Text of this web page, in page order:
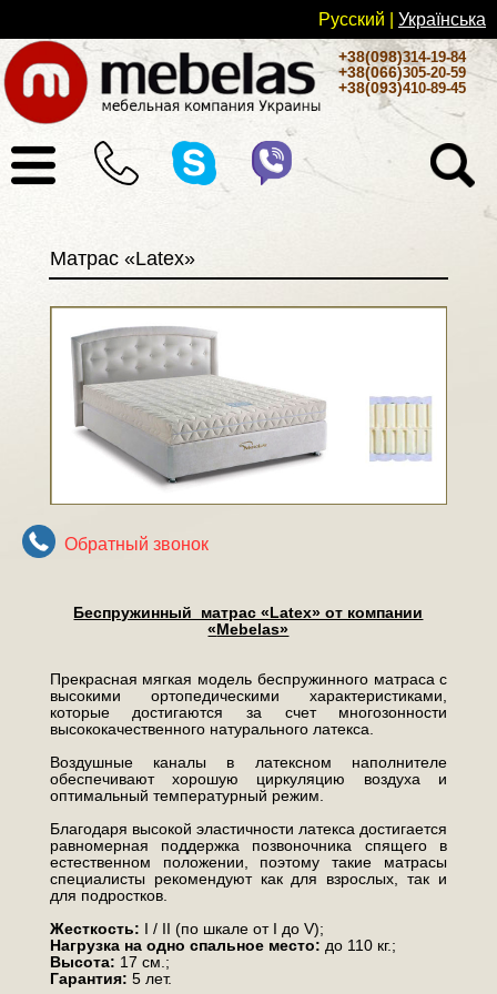
Русский Українськa
+38(098)314-19-84
+38(066)305-20-59
+38(093)410-89-45
Матрас «Latex»
Обратный звонок
Беспружинный матрас «Latex» от компании
«Mebelas»
Прекрасная мягкая модель беспружинного матраса с
высокими ортопедическими характеристиками,
которые достигаются за счет многозонности
высококачественного натурального латекса.
Воздушные каналы в латексном наполнителе
обеспечивают хорошую циркуляцию воздуха и
оптимальный температурный режим.
Благодаря высокой эластичности латекса достигается
равномерная поддержка позвоночника спящего в
естественном положении, поэтому такие матрасы
специалисты рекомендуют как для взрослых, так и
для подростков.
Жесткость: I / II (по шкале от I до V);
Нагрузка на одно спальное место: до 110 кг.;
Высота: 17 см.;
Гарантия: 5 лет.